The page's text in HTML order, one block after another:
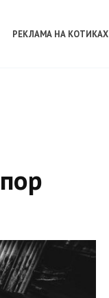
РЕКЛАМА НА КОТИКАХ